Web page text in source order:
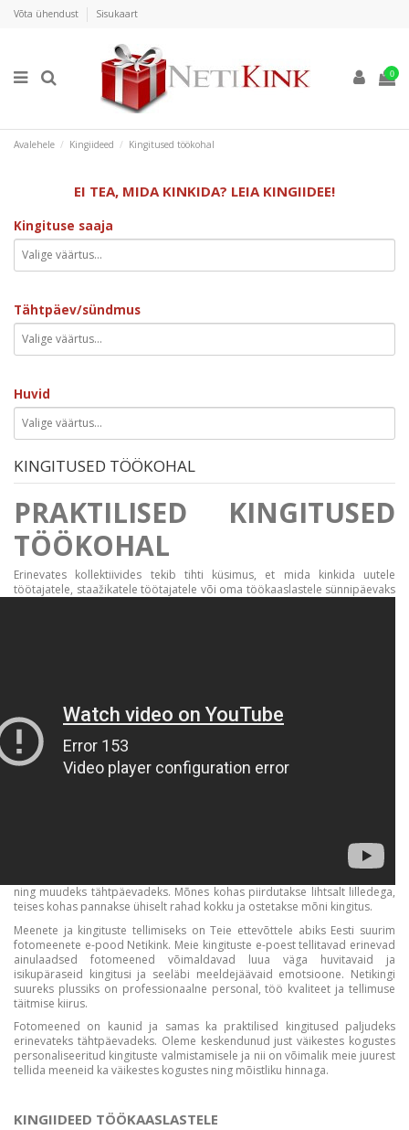
Võta ühendust Sisukaart
0
Avalehele Kingiideed Kingitused töökohal
EI TEA, MIDA KINKIDA? LEIA KINGIIDEE!
Kingituse saaja
Tähtpäev/sündmus
Huvid
KINGITUSED TÖÖKOHAL
PRAKTILISED KINGITUSED
TÖÖKOHAL
Erinevates kollektiivides tekib tihti küsimus, et mida kinkida uutele
töötajatele, staažikatele töötajatele või oma töökaaslastele sünnipäevaks
ning muudeks tähtpäevadeks. Mõnes kohas piirdutakse lihtsalt lilledega,
teises kohas pannakse ühiselt rahad kokku ja ostetakse mõni kingitus.
Meenete ja kingituste tellimiseks on Teie ettevõttele abiks Eesti suurim
fotomeenete e-pood Netikink. Meie kingituste e-poest tellitavad erinevad
ainulaadsed fotomeened võimaldavad luua väga huvitavaid ja
isikupäraseid kingitusi ja seeläbi meeldejäävaid emotsioone. Netikingi
suureks plussiks on professionaalne personal, töö kvaliteet ja tellimuse
täitmise kiirus.
Fotomeened on kaunid ja samas ka praktilised kingitused paljudeks
erinevateks tähtpäevadeks. Oleme keskendunud just väikestes kogustes
personaliseeritud kingituste valmistamisele ja nii on võimalik meie juurest
tellida meeneid ka väikestes kogustes ning mõistliku hinnaga.
KINGIIDEED TÖÖKAASLASTELE